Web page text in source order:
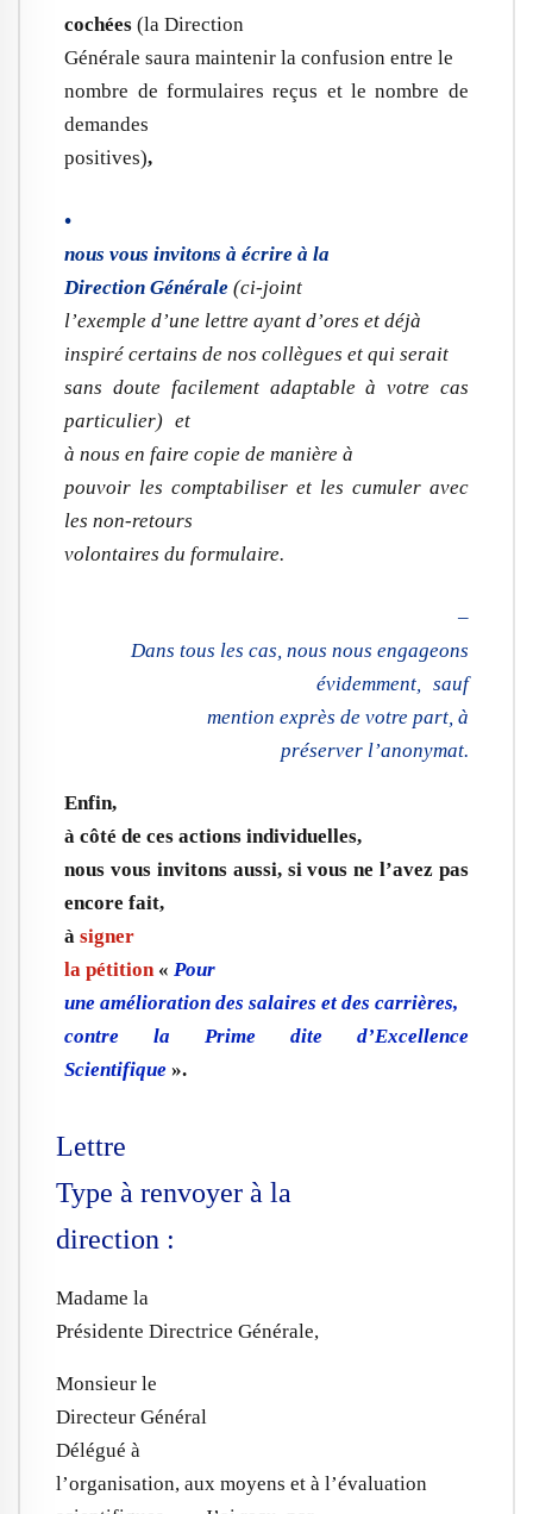
cochées(la Direction
Générale saura maintenir la confusion entre le
nombre de formulaires reçus et le nombre de
demandes
positives),
•
nous vous invitons à écrire à la
Direction Générale (ci-joint
l’exemple d’une lettre ayant d’ores et déjà
inspiré certains de nos collègues et qui serait
sans doute facilement adaptable à votre cas
particulier) et
à nous en faire copie de manière à
pouvoir les comptabiliser et les cumuler avec
les non-retours
volontaires du formulaire.
–
Dans tous les cas, nous nous engageons
évidemment, sauf
mention exprès de votre part, à
préserver l’anonymat.
Enfin,
à côté de ces actions individuelles,
nous vous invitons aussi, si vous ne l’avez pas
encore fait,
àsigner
la pétition«Pour
une amélioration des salaires et des carrières,
contre la Prime dite d’Excellence
Scientifique ».
Lettre
Type à renvoyer à la
direction :
Madame la
Présidente Directrice Générale,
Monsieur le
Directeur Général
Délégué à
l’organisation, aux moyens et à l’évaluation